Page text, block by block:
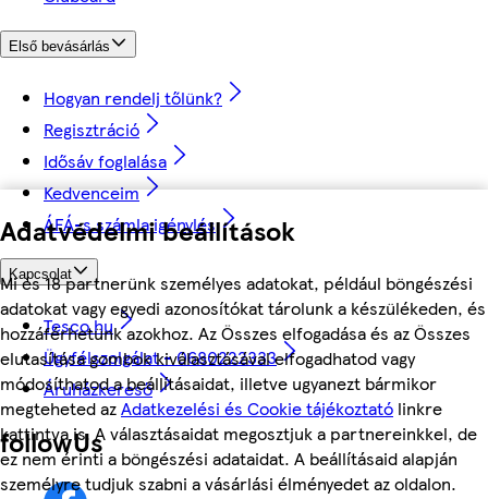
Adatvédelmi beállítások
Mi és 18 partnerünk személyes adatokat, például böngészési
adatokat vagy egyedi azonosítókat tárolunk a készülékeden, és
hozzáférhetünk azokhoz. Az Összes elfogadása és az Összes
elutasítása gombok kiválasztásával elfogadhatod vagy
módosíthatod a beállításaidat, illetve ugyanezt bármikor
megteheted azAdatkezelési és Cookie tájékoztató linkre
kattintva is. A választásaidat megosztjuk a partnereinkkel, de
ez nem érinti a böngészési adataidat. A beállításaid alapján
személyre tudjuk szabni a vásárlási élményedet az oldalon.
Első bevásárlás
Hogyan rendelj tőlünk?
Regisztráció
Idősáv foglalása
Kedvenceim
ÁFÁ-s számla igénylés
Kapcsolat
Tesco.hu
Ügyfélszolgálat - 0680222333
Áruházkereső
followUs